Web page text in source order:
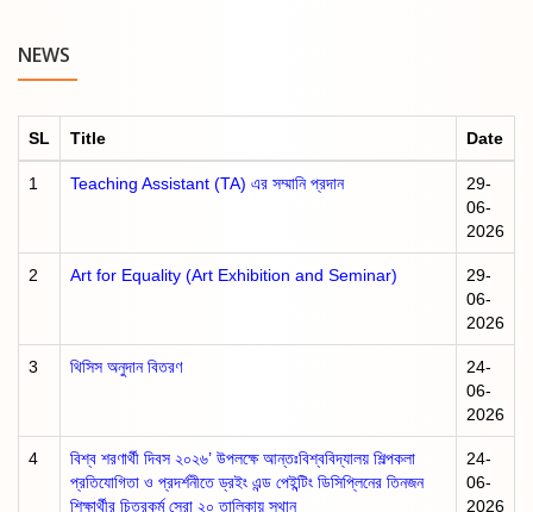
NEWS
SL Title Date
1 Teaching Assistant (TA) এর সম্মানি প্রদান
29-
06-
2026
2 Art for Equality (Art Exhibition and Seminar)
29-
06-
2026
3 থিসিস অনুদান বিতরণ
24-
06-
2026
4
বিশ্ব শরণার্থী দিবস ২০২৬’ উপলক্ষে আন্তঃবিশ্ববিদ্যালয় শিল্পকলা
প্রতিযোগিতা ও প্রদর্শনীতে ড্রইং এন্ড পেইন্টিং ডিসিপ্লিনের তিনজন
শিক্ষার্থীর চিত্রকর্ম সেরা ২০ তালিকায় স্থান
24-
06-
2026